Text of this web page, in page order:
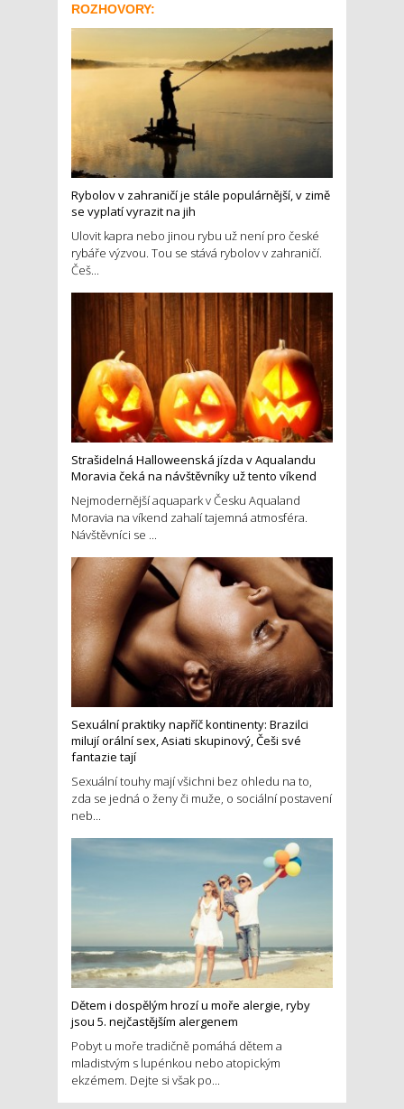
ROZHOVORY:
Rybolov v zahraničí je stále populárnější, v zimě
se vyplatí vyrazit na jih
Ulovit kapra nebo jinou rybu už není pro české
rybáře výzvou. Tou se stává rybolov v zahraničí.
Češ...
Strašidelná Halloweenská jízda v Aqualandu
Moravia čeká na návštěvníky už tento víkend
Nejmodernější aquapark v Česku Aqualand
Moravia na víkend zahalí tajemná atmosféra.
Návštěvníci se ...
Sexuální praktiky napříč kontinenty: Brazilci
milují orální sex, Asiati skupinový, Češi své
fantazie tají
Sexuální touhy mají všichni bez ohledu na to,
zda se jedná o ženy či muže, o sociální postavení
neb...
Dětem i dospělým hrozí u moře alergie, ryby
jsou 5. nejčastějším alergenem
Pobyt u moře tradičně pomáhá dětem a
mladistvým s lupénkou nebo atopickým
ekzémem. Dejte si však po...